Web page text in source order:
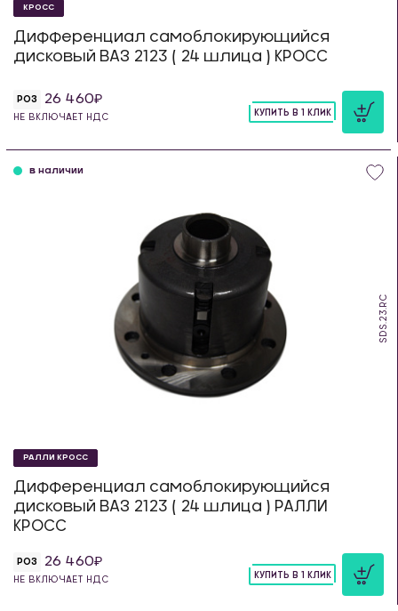
КРОСС
Дифференциал самоблокирующийся
дисковый ВАЗ 2123 ( 24 шлица ) КРОСС
РОЗ 26 460
НЕ ВКЛЮЧАЕТ НДС
КУПИТЬ В 1 КЛИК
SDS.23.RC
в наличии
РАЛЛИ КРОСС
Дифференциал самоблокирующийся
дисковый ВАЗ 2123 ( 24 шлица ) РАЛЛИ
КРОСС
РОЗ 26 460
НЕ ВКЛЮЧАЕТ НДС
КУПИТЬ В 1 КЛИК